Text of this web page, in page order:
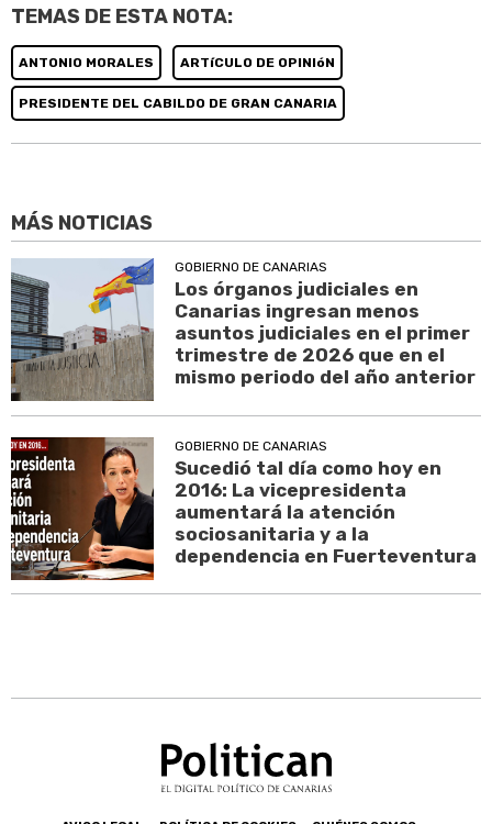
TEMAS DE ESTA NOTA:
ANTONIO MORALES ARTíCULO DE OPINIóN
PRESIDENTE DEL CABILDO DE GRAN CANARIA
MÁS NOTICIAS
GOBIERNO DE CANARIAS
Los órganos judiciales en
Canarias ingresan menos
asuntos judiciales en el primer
trimestre de 2026 que en el
mismo periodo del año anterior
GOBIERNO DE CANARIAS
Sucedió tal día como hoy en
2016: La vicepresidenta
aumentará la atención
sociosanitaria y a la
dependencia en Fuerteventura